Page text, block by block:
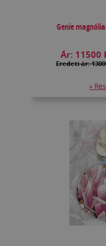
Genie
Ár: 11500
Eredeti ár:
»